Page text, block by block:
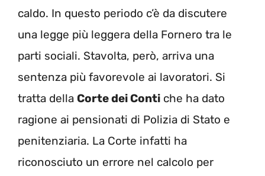
caldo. In questo periodo c’è da discutere
una legge più leggera della Fornero tra le
parti sociali. Stavolta, però, arriva una
sentenza più favorevole ai lavoratori. Si
tratta della Corte dei Conti che ha dato
ragione ai pensionati di Polizia di Stato e
penitenziaria. La Corte infatti ha
riconosciuto un errore nel calcolo per